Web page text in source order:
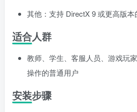
其他：支持 DirectX 9 或更高版本
适合人群
教师、学生、客服人员、游戏玩
操作的普通用户
安装步骤